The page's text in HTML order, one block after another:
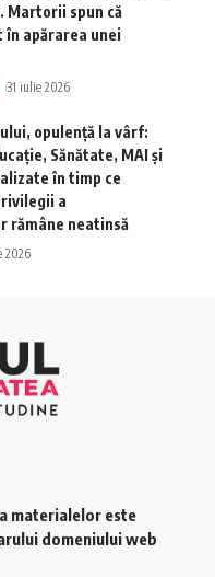
Martorii spun că
apărarea unei
31 iulie 2026
opulență la vârf:
Sănătate, MAI și
în timp ce
a
rămâne neatinsă
2026
materialelor este
domeniului web